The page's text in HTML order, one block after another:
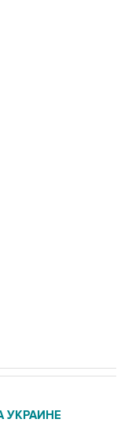
УКРАИНЕ